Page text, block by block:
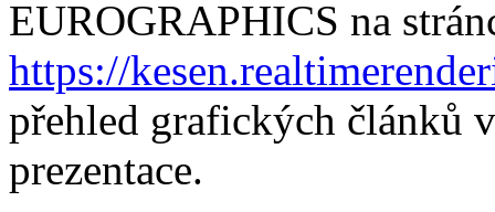
EUROGRAPHICS na
https://
přehled grafických článků
prezentace.